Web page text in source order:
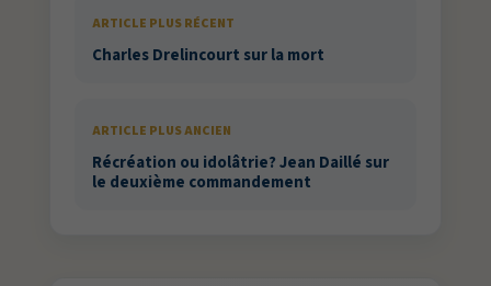
ARTICLE PLUS RÉCENT
Charles Drelincourt sur la mort
ARTICLE PLUS ANCIEN
Récréation ou idolâtrie? Jean Daillé sur
le deuxième commandement